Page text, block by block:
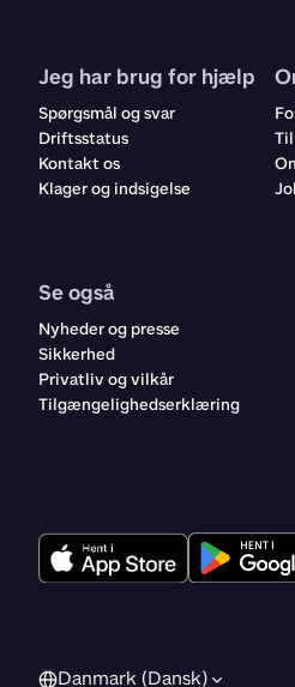
Jeg har brug for hjælp
Spørgsmål og svar
Driftsstatus
Kontakt os
Klager og indsigelse
Se også
Nyheder og presse
Sikkerhed
Privatliv og vilkår
Tilgængelighedserklæring
Danmark (Dansk)